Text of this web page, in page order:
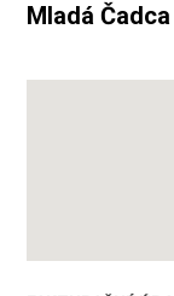
Mladá Čadca